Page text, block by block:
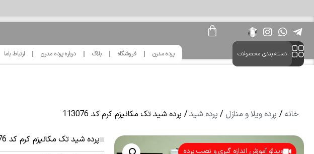
دسته بندی محصولات پرده مدرن فروشگاه بلاگ درباره پرده مدرن ارتباط باما
خانه / پرده ویلا و منازل / پرده شید/ پرده شید تک مکانیزم کرم کد 113076
ویدئو آموزش اندازه گیری و نصب پرده
پرده شید تک مکانیزم کرم کد 113076